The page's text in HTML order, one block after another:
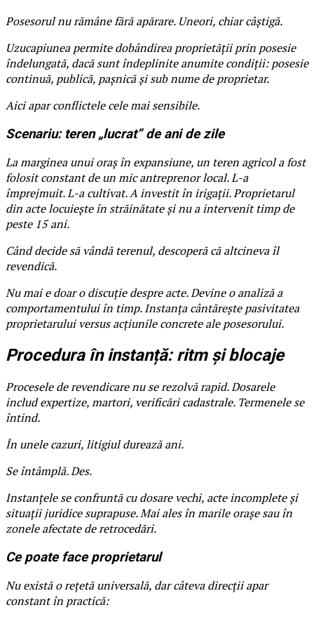
Posesorul nu rămâne fără apărare. Uneori, chiar câștigă.
Uzucapiunea permite dobândirea proprietății prin posesie
îndelungată, dacă sunt îndeplinite anumite condiții: posesie
continuă, publică, pașnică și sub nume de proprietar.
Aici apar conflictele cele mai sensibile.
Scenariu: teren „lucrat” de ani de zile
La marginea unui oraș în expansiune, un teren agricol a fost
folosit constant de un mic antreprenor local. L-a
împrejmuit. L-a cultivat. A investit în irigații. Proprietarul
din acte locuiește în străinătate și nu a intervenit timp de
peste 15 ani.
Când decide să vândă terenul, descoperă că altcineva îl
revendică.
Nu mai e doar o discuție despre acte. Devine o analiză a
comportamentului în timp. Instanța cântărește pasivitatea
proprietarului versus acțiunile concrete ale posesorului.
Procedura în instanță: ritm și blocaje
Procesele de revendicare nu se rezolvă rapid. Dosarele
includ expertize, martori, verificări cadastrale. Termenele se
întind.
În unele cazuri, litigiul durează ani.
Se întâmplă. Des.
Instanțele se confruntă cu dosare vechi, acte incomplete și
situații juridice suprapuse. Mai ales în marile orașe sau în
zonele afectate de retrocedări.
Ce poate face proprietarul
Nu există o rețetă universală, dar câteva direcții apar
constant în practică: